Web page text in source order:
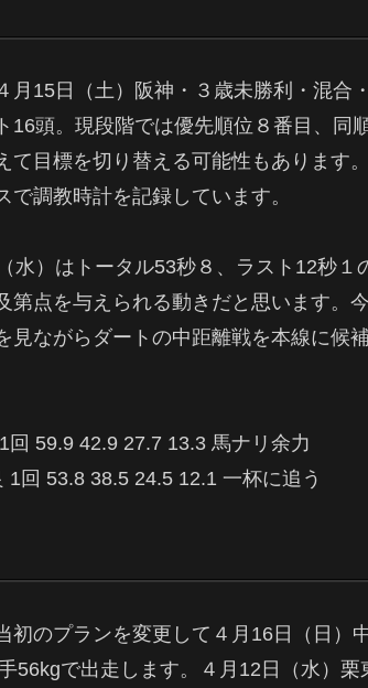
月15日（土）阪神・３歳未勝利・混合
16頭。現段階では優先順位８番目、同
て目標を切り替える可能性もあります
で調教時計を記録しています。
）はトータル53秒８、ラスト12秒１
第点を与えられる動きだと思います。
見ながらダートの中距離戦を本線に候
回 59.9 42.9 27.7 13.3 馬ナリ余力
回 53.8 38.5 24.5 12.1 一杯に追う
初のプランを変更して４月16日（日）
56kgで出走します。４月12日（水）